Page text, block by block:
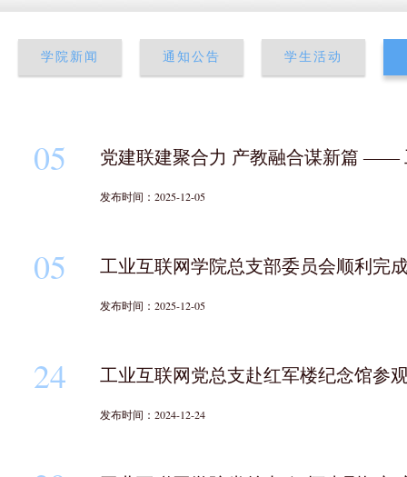
学院新闻 通知公告 学生活动
05 党建联建聚合力 产教融合谋新篇 ——
发布时间：2025-12-05
05 工业互联网学院总支部委员会顺利完
发布时间：2025-12-05
24 工业互联网党总支赴红军楼纪念馆参
发布时间：2024-12-24